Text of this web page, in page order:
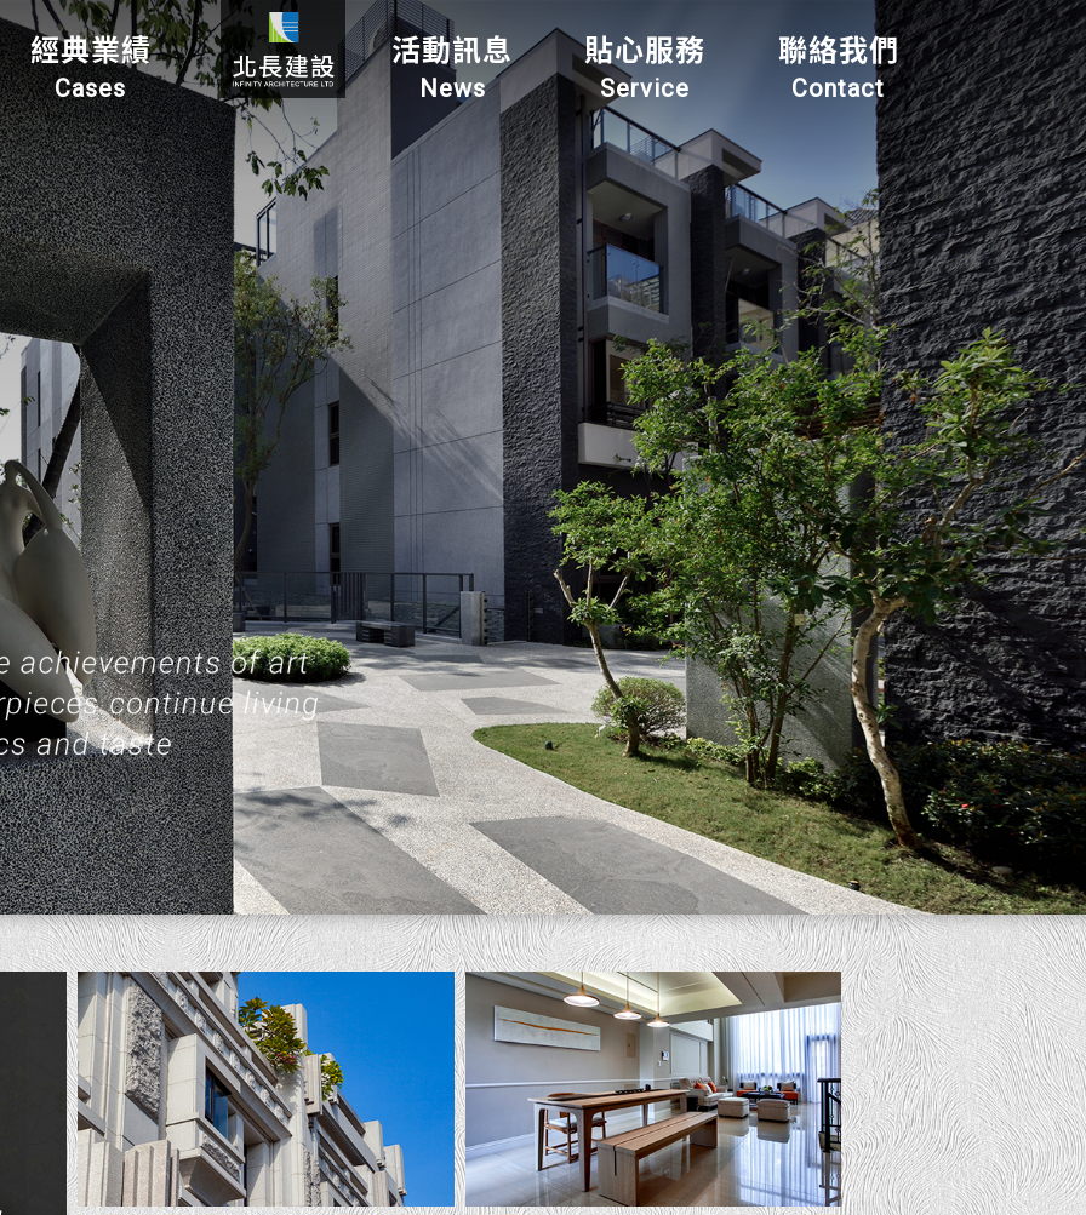
經典業績
Cases
活動訊息
News
貼心服務
Service
聯絡我們
Contact